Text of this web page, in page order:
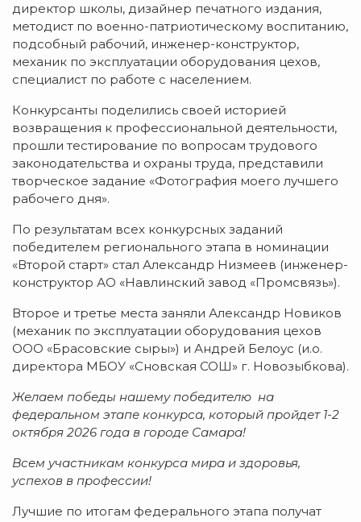
директор школы, дизайнер печатного издания,
методист по военно-патриотическому воспитанию,
подсобный рабочий, инженер-конструктор,
механик по эксплуатации оборудования цехов,
специалист по работе с населением.
Конкурсанты поделились своей историей
возвращения к профессиональной деятельности,
прошли тестирование по вопросам трудового
законодательства и охраны труда, представили
творческое задание «Фотография моего лучшего
рабочего дня».
По результатам всех конкурсных заданий
победителем регионального этапа в номинации
«Второй старт» стал Александр Низмеев (инженер-
конструктор АО «Навлинский завод «Промсвязь»).
Второе и третье места заняли Александр Новиков
(механик по эксплуатации оборудования цехов
ООО «Брасовские сыры») и Андрей Белоус (и.о.
директора МБОУ «Сновская СОШ» г. Новозыбкова).
Желаем победы нашему победителю на
федеральном этапе конкурса, который пройдет 1-2
октября 2026 года в городе Самара!
Всем участникам конкурса мира и здоровья,
успехов в профессии!
Лучшие по итогам федерального этапа получат